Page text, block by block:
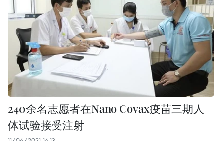
240余名志愿者在Nano Covax疫苗三期人
体试验接受注射